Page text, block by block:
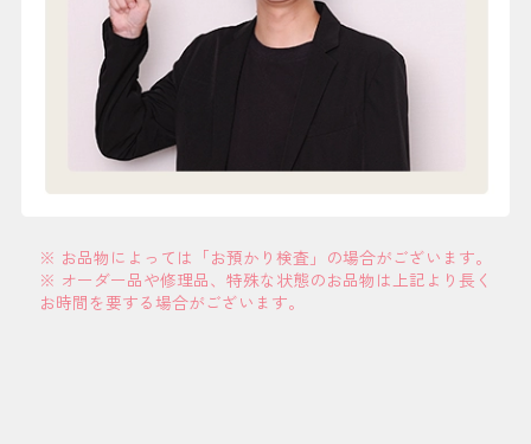
※ お品物によっては「お預かり検査」の場合がございます。
※ オーダー品や修理品、特殊な状態のお品物は上記より長く
お時間を要する場合がございます。